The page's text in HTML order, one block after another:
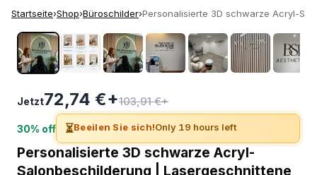
Startseite›Shop›Büroschilder›Personalisierte 3D schwarze Acryl-
‹ ›
Jetzt72,74 €+103,91 €+
30% off ⏳Beeilen Sie sich!Only 19 hours left
Personalisierte 3D schwarze Acryl-
Salonbeschilderung | Lasergeschnittene